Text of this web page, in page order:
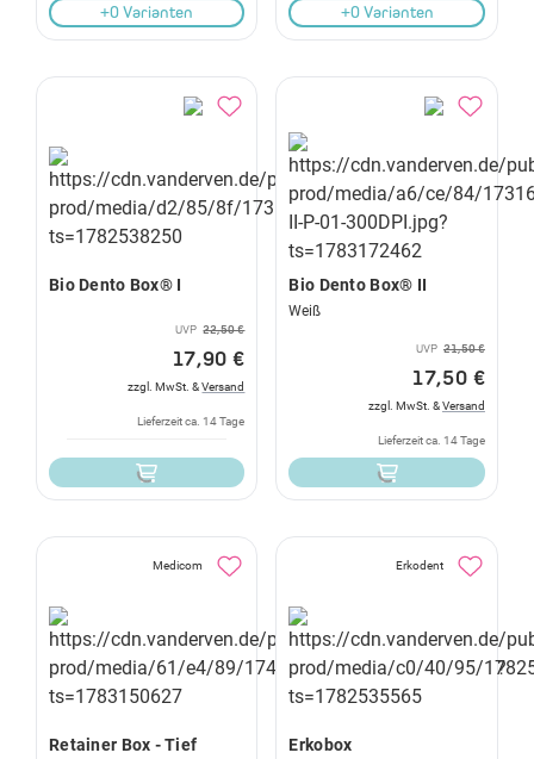
+0 Varianten +0 Varianten
Bio Dento Box® I
UVP 22,50 €
17,90 €
zzgl. MwSt. &Versand
Lieferzeit ca. 14 Tage
Bio Dento Box® II
Weiß
UVP 21,50 €
17,50 €
zzgl. MwSt. &Versand
Lieferzeit ca. 14 Tage
Medicom
Retainer Box - Tief
Erkodent
Erkobox